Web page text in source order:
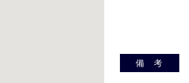
備 考